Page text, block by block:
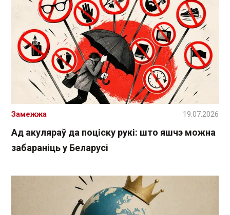
Ад акуляраў да поціску рукі: што яшчэ можна
забараніць у Беларусі
Замежжа 19.07.2026